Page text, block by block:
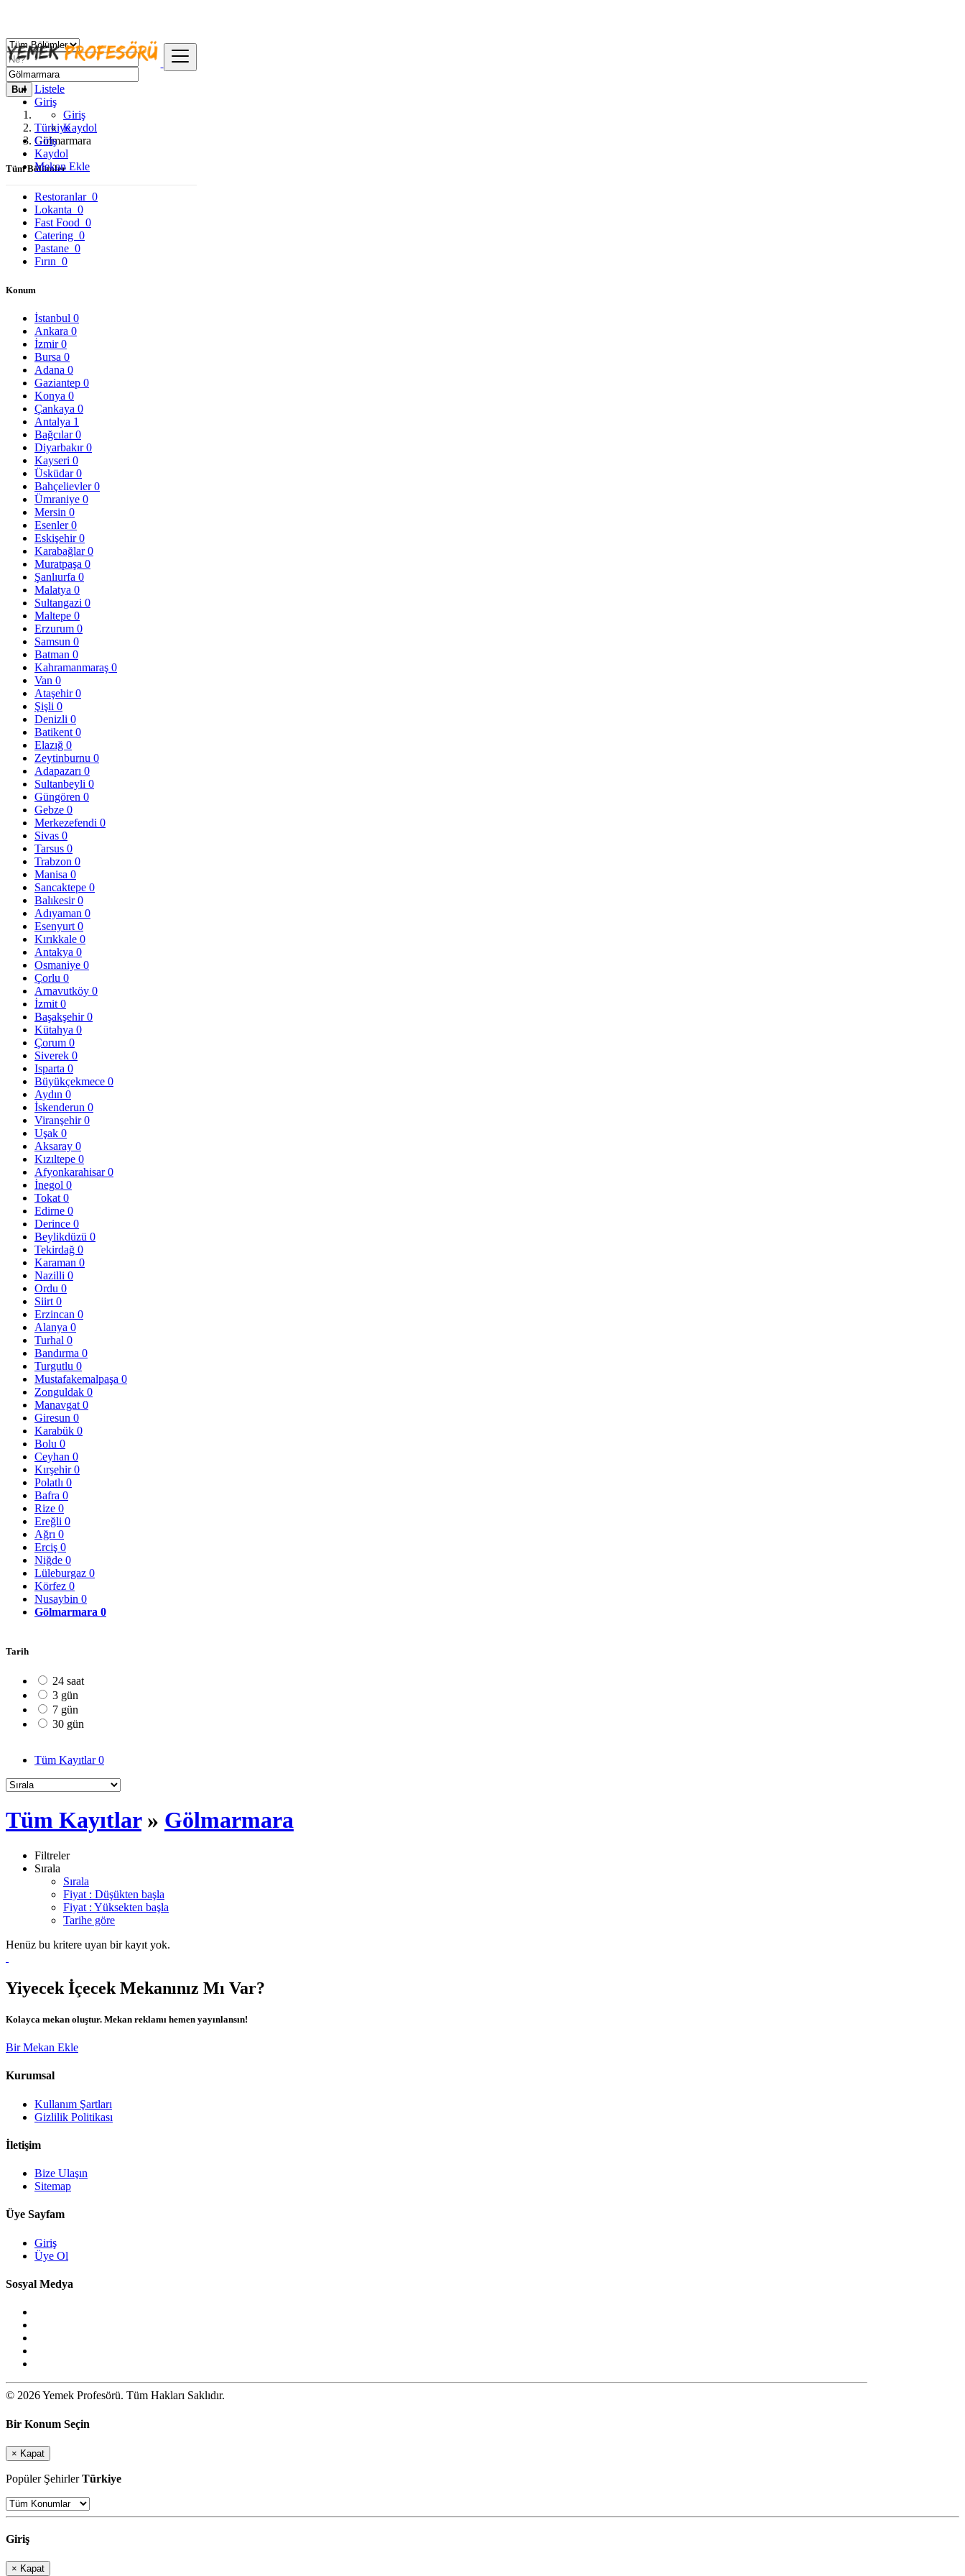
Listele
Giriş
Giriş
Kaydol
Giriş
Kaydol
Mekan Ekle
Bul
Türkiye
Gölmarmara
Tüm Bölümler
Restoranlar 0
Lokanta 0
Fast Food 0
Catering 0
Pastane 0
Fırın 0
Konum
İstanbul 0
Ankara 0
İzmir0
Bursa 0
Adana 0
Gaziantep 0
Konya 0
Çankaya 0
Antalya 1
Bağcılar0
Diyarbakır0
Kayseri 0
Üsküdar0
Bahçelievler0
Ümraniye 0
Mersin 0
Esenler0
Eskişehir0
Karabağlar0
Muratpaşa 0
Şanlıurfa 0
Malatya 0
Sultangazi 0
Maltepe 0
Erzurum 0
Samsun 0
Batman 0
Kahramanmaraş 0
Van 0
Ataşehir0
Şişli 0
Denizli 0
Batikent 0
Elazığ 0
Zeytinburnu 0
Adapazarı 0
Sultanbeyli 0
Güngören 0
Gebze 0
Merkezefendi 0
Sivas 0
Tarsus 0
Trabzon 0
Manisa 0
Sancaktepe 0
Balıkesir0
Adıyaman 0
Esenyurt 0
Kırıkkale 0
Antakya 0
Osmaniye 0
Çorlu 0
Arnavutköy 0
İzmit 0
Başakşehir0
Kütahya 0
Çorum 0
Siverek 0
Isparta 0
Büyükçekmece 0
Aydın 0
İskenderun 0
Viranşehir0
Uşak 0
Aksaray 0
Kızıltepe 0
Afyonkarahisar0
İnegol 0
Tokat 0
Edirne 0
Derince 0
Beylikdüzü 0
Tekirdağ 0
Karaman 0
Nazilli 0
Ordu 0
Siirt 0
Erzincan 0
Alanya 0
Turhal 0
Bandırma 0
Turgutlu 0
Mustafakemalpaşa 0
Zonguldak 0
Manavgat 0
Giresun 0
Karabük 0
Bolu 0
Ceyhan 0
Kırşehir0
Polatlı 0
Bafra 0
Rize 0
Ereğli 0
Ağrı 0
Erciş 0
Niğde 0
Lüleburgaz 0
Körfez 0
Nusaybin 0
Gölmarmara 0
Tarih
24 saat
3 gün
7 gün
30 gün
Tüm Kayıtlar0
Tüm Kayıtlar» Gölmarmara
Filtreler
Sırala
Sırala
Fiyat : Düşükten başla
Fiyat : Yüksekten başla
Tarihe göre
Henüz bu kritere uyan bir kayıt yok.
Yiyecek İçecek Mekanınız Mı Var?
Kolayca mekan oluştur. Mekan reklamı hemen yayınlansın!
Bir Mekan Ekle
Kurumsal
Kullanım Şartları
Gizlilik Politikası
İletişim
Bize Ulaşın
Sitemap
Üye Sayfam
Giriş
Üye Ol
Sosyal Medya
© 2026 Yemek Profesörü. Tüm Hakları Saklıdır.
Bir Konum Seçin
× Kapat
Popüler ŞehirlerTürkiye
Giriş
× Kapat